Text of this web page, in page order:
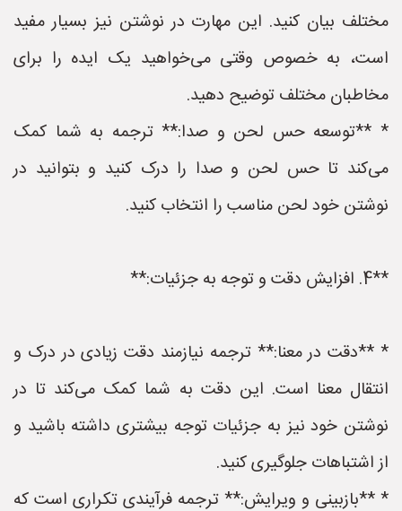
مختلف بیان کنید. این مهارت در نوشتن نیز بسیار مفید
است، به خصوص وقتی می‌خواهید یک ایده را برای
مخاطبان مختلف توضیح دهید.
* **توسعه حس لحن و صدا:** ترجمه به شما کمک
می‌کند تا حس لحن و صدا را درک کنید و بتوانید در
نوشتن خود لحن مناسب را انتخاب کنید.
**4. افزایش دقت و توجه به جزئیات:**
* **دقت در معنا:** ترجمه نیازمند دقت زیادی در درک و
انتقال معنا است. این دقت به شما کمک می‌کند تا در
نوشتن خود نیز به جزئیات توجه بیشتری داشته باشید و
از اشتباهات جلوگیری کنید.
* **بازبینی و ویرایش:** ترجمه فرآیندی تکراری است که